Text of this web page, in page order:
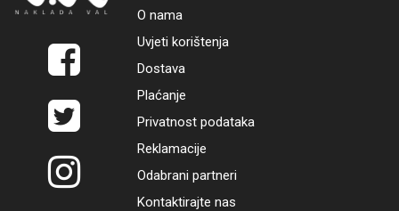
O nama
Uvjeti korištenja
Dostava
Plaćanje
Privatnost podataka
Reklamacije
Odabrani partneri
Kontaktirajte nas